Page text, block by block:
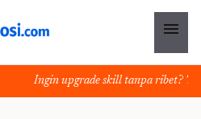
menu
Ingin upgrade skill tanpa ribet?